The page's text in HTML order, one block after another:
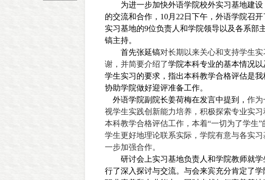
为进一步加快外语学院校外实习基地建
的交流和合作， 10月 22 日下午，外语学院召
实习基地的9位负责人和学院领导以及各系部
镐主持。
首先张延镐对长期以来关心和支持学生
谢，并简要介绍了学院本科专业的基本情况
学生实习的要求，指出本科教学合格评估是
协助学院做好迎评准备工作。
外语学院副院长姜荷梅在发言中提到， 作为
视学生实践创新能力培养，积极探索专业实
本科教学合格评估工作，本着“一切为了学生
学生更好地理论联系实际，学院有意与各实
一步加强合作。
研讨会上实习基地负责人和学院教师就
行了深入探讨与交流。与会来宾充分肯定了